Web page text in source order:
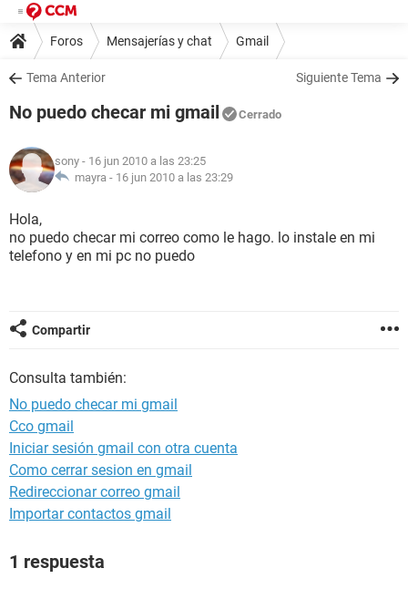
Foros Mensajerías y chat Gmail
Tema Anterior Siguiente Tema
No puedo checar mi gmail Cerrado
sony - 16 jun 2010 a las 23:25
mayra - 16 jun 2010 a las 23:29
Hola,
no puedo checar mi correo como le hago. lo instale en mi
telefono y en mi pc no puedo
Compartir
Consulta también:
No puedo checar mi gmail
Cco gmail
Iniciar sesión gmail con otra cuenta
Como cerrar sesion en gmail
Redireccionar correo gmail
Importar contactos gmail
1 respuesta